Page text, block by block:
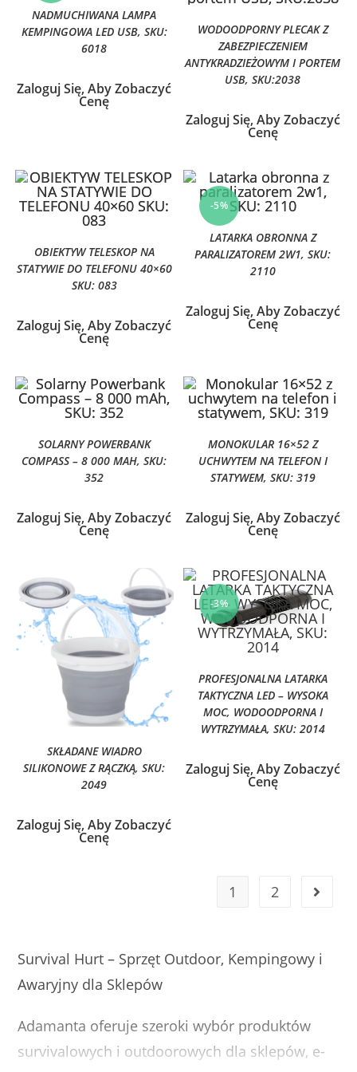
NADMUCHIWANA LAMPA
KEMPINGOWA LED USB, SKU:
6018
Zaloguj Się, Aby Zobaczyć
Cenę
WODOODPORNY PLECAK Z
ZABEZPIECZENIEM
ANTYKRADZIEŻOWYM I PORTEM
USB, SKU:2038
Zaloguj Się, Aby Zobaczyć
Cenę
OBIEKTYW TELESKOP NA
STATYWIE DO TELEFONU 40×60
SKU: 083
Zaloguj Się, Aby Zobaczyć
Cenę
-5%
LATARKA OBRONNA Z
PARALIZATOREM 2W1, SKU:
2110
Zaloguj Się, Aby Zobaczyć
Cenę
SOLARNY POWERBANK
COMPASS – 8 000 MAH, SKU:
352
Zaloguj Się, Aby Zobaczyć
Cenę
MONOKULAR 16×52 Z
UCHWYTEM NA TELEFON I
STATYWEM, SKU: 319
Zaloguj Się, Aby Zobaczyć
Cenę
SKŁADANE WIADRO
SILIKONOWE Z RĄCZKĄ, SKU:
2049
Zaloguj Się, Aby Zobaczyć
Cenę
-3%
PROFESJONALNA LATARKA
TAKTYCZNA LED – WYSOKA
MOC, WODOODPORNA I
WYTRZYMAŁA, SKU: 2014
Zaloguj Się, Aby Zobaczyć
Cenę
1 2
Survival Hurt – Sprzęt Outdoor, Kempingowy i
Awaryjny dla Sklepów
Adamanta oferuje szeroki wybór produktów
survivalowych i outdoorowych dla sklepów, e-